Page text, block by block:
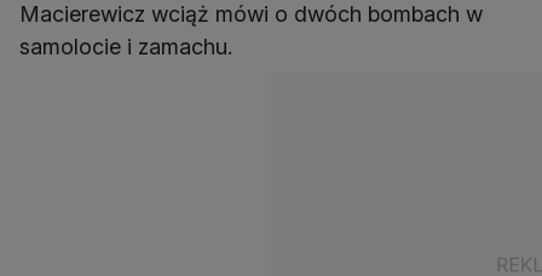
Macierewicz wciąż mówi o dwóch bombach w
samolocie i zamachu.